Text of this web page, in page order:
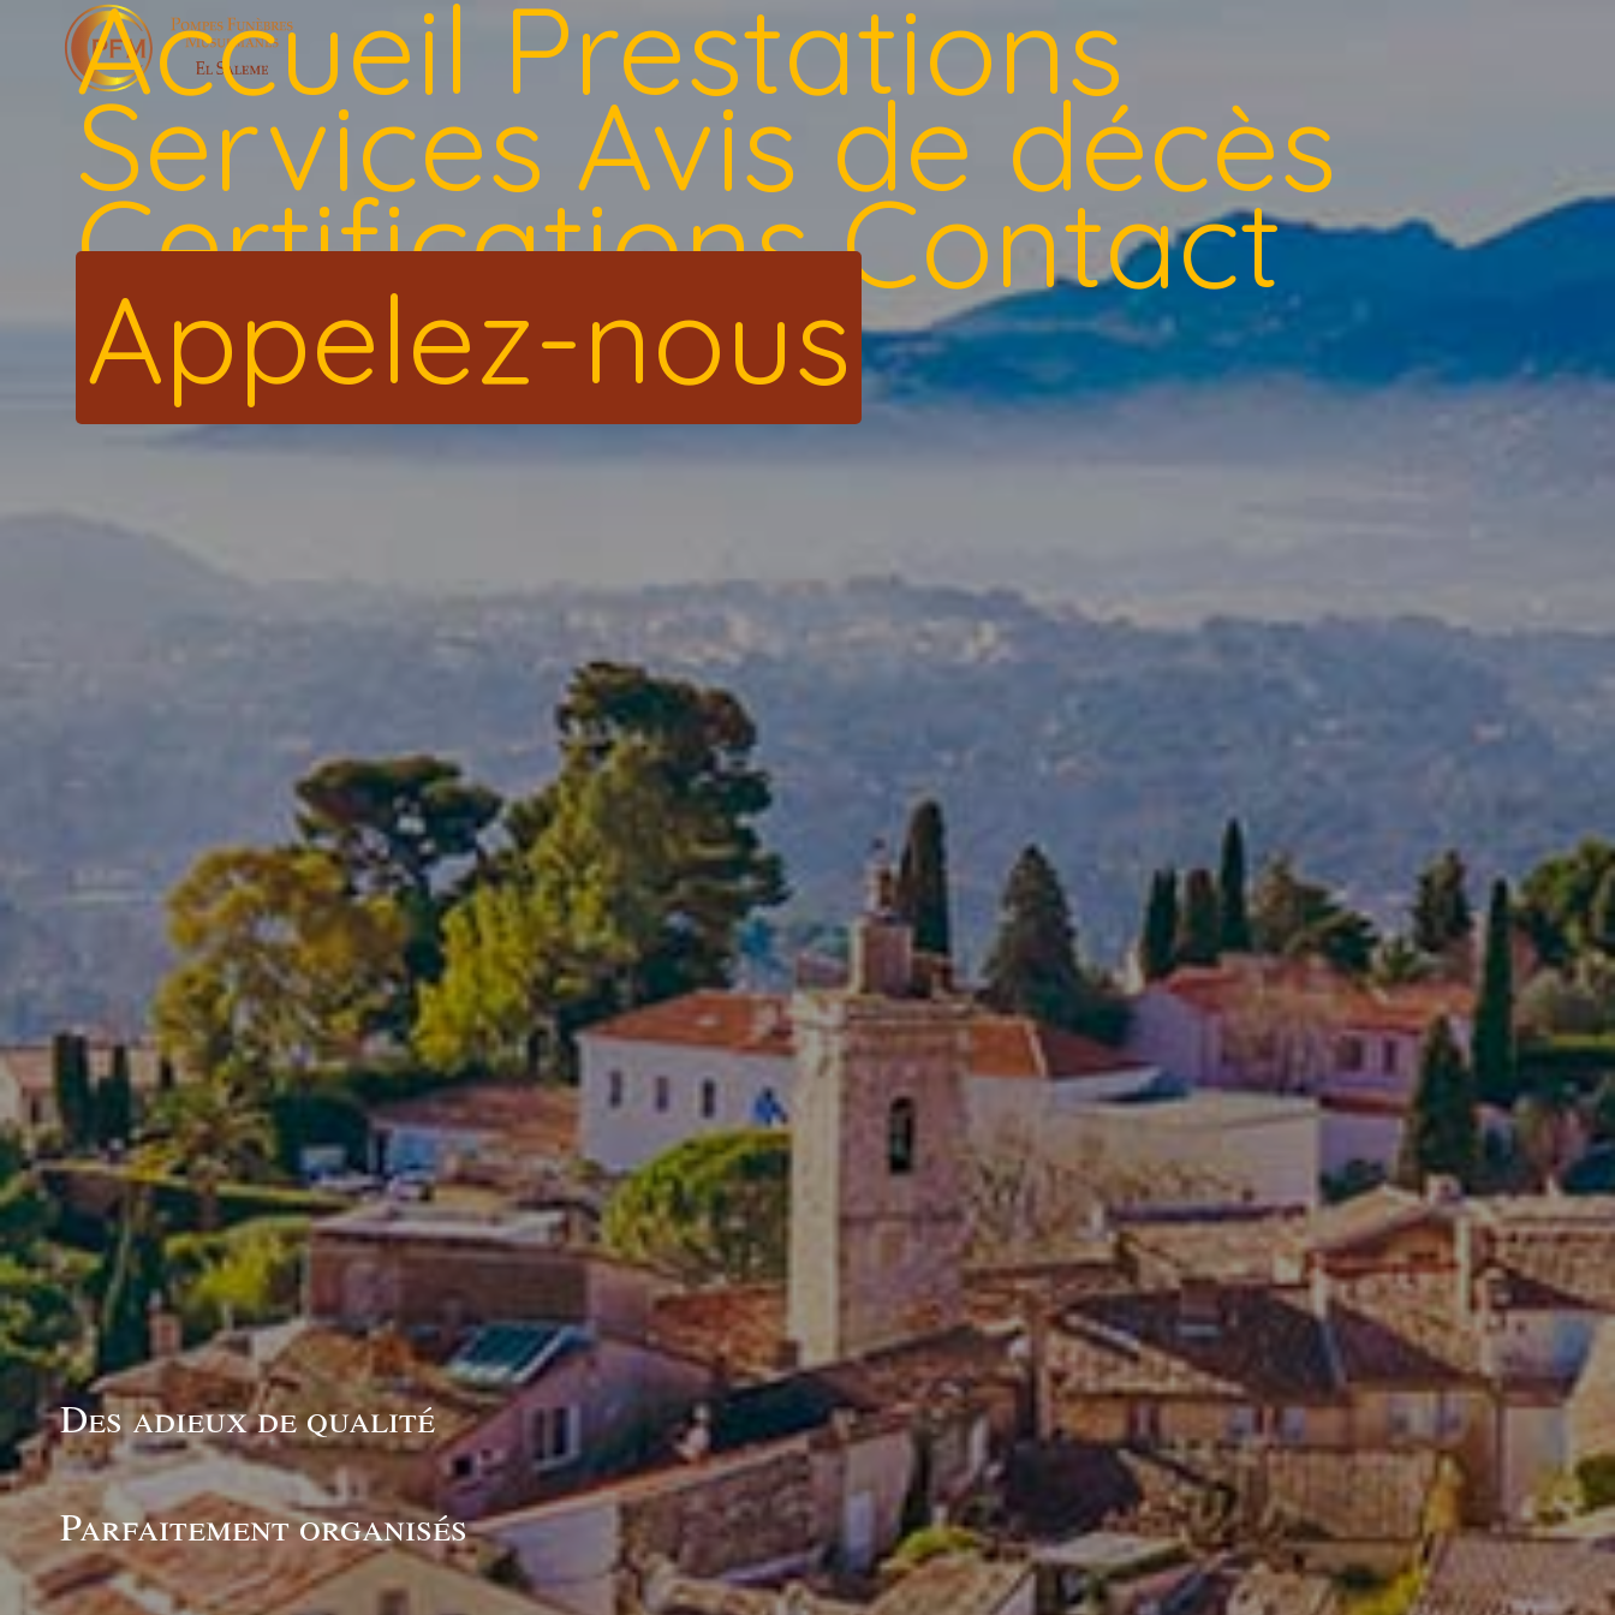
Accueil Prestations
Services Avis de décès
Certifications Contact
Appelez-nous
Des adieux de qualité
Parfaitement organisés